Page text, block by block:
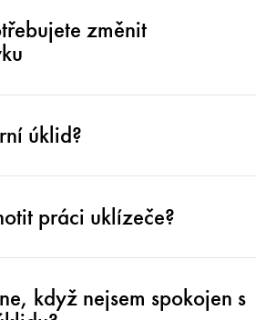
změnit
úklid?
práci uklízeče?
když nejsem spokojen s